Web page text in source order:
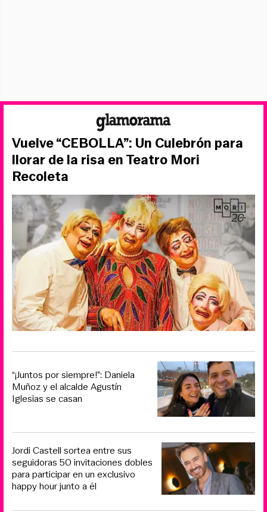
Vuelve “CEBOLLA”: Un Culebrón para
llorar de la risa en Teatro Mori
Recoleta
“¡Juntos por siempre!”: Daniela
Muñoz y el alcalde Agustín
Iglesias se casan
Jordi Castell sortea entre sus
seguidoras 50 invitaciones dobles
para participar en un exclusivo
happy hour junto a él